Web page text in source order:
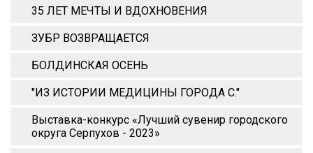
35 ЛЕТ МЕЧТЫ И ВДОХНОВЕНИЯ
ЗУБР ВОЗВРАЩАЕТСЯ
БОЛДИНСКАЯ ОСЕНЬ
"ИЗ ИСТОРИИ МЕДИЦИНЫ ГОРОДА С."
Выставка-конкурс «Лучший сувенир городского
округа Серпухов - 2023»